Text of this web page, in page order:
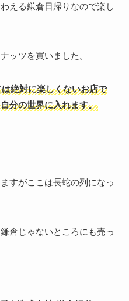
える鎌倉日帰りなので楽し
ッツを買いました。
絶対に楽しくないお店で
分の世界に入れます。
すがここは長蛇の列になっ
倉じゃないところにも売っ